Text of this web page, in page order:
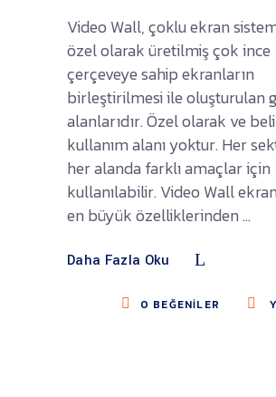
Video Wall, çoklu ekran
özel olarak üretilmiş çok ince
çerçeveye sahip ekranların
birleştirilmesi ile oluşturulan
alanlarıdır. Özel olarak ve
kullanım alanı yoktur. Her
her alanda farklı amaçlar için
kullanılabilir. Video Wall
en büyük özelliklerinden
Daha Fazla Oku
0 BEĞENILER